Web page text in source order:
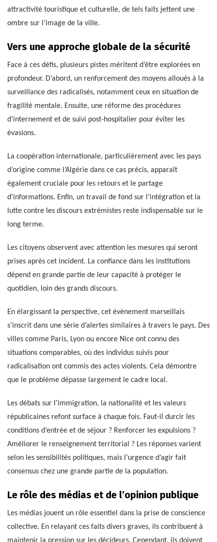
attractivité touristique et culturelle, de tels faits jettent une
ombre sur l’image de la ville.
Vers une approche globale de la sécurité
Face à ces défis, plusieurs pistes méritent d’être explorées en
profondeur. D’abord, un renforcement des moyens alloués à la
surveillance des radicalisés, notamment ceux en situation de
fragilité mentale. Ensuite, une réforme des procédures
d’internement et de suivi post-hospitalier pour éviter les
évasions.
La coopération internationale, particulièrement avec les pays
d’origine comme l’Algérie dans ce cas précis, apparaît
également cruciale pour les retours et le partage
d’informations. Enfin, un travail de fond sur l’intégration et la
lutte contre les discours extrémistes reste indispensable sur le
long terme.
Les citoyens observent avec attention les mesures qui seront
prises après cet incident. La confiance dans les institutions
dépend en grande partie de leur capacité à protéger le
quotidien, loin des grands discours.
En élargissant la perspective, cet événement marseillais
s’inscrit dans une série d’alertes similaires à travers le pays. Des
villes comme Paris, Lyon ou encore Nice ont connu des
situations comparables, où des individus suivis pour
radicalisation ont commis des actes violents. Cela démontre
que le problème dépasse largement le cadre local.
Les débats sur l’immigration, la nationalité et les valeurs
républicaines refont surface à chaque fois. Faut-il durcir les
conditions d’entrée et de séjour ? Renforcer les expulsions ?
Améliorer le renseignement territorial ? Les réponses varient
selon les sensibilités politiques, mais l’urgence d’agir fait
consensus chez une grande partie de la population.
Le rôle des médias et de l’opinion publique
Les médias jouent un rôle essentiel dans la prise de conscience
collective. En relayant ces faits divers graves, ils contribuent à
maintenir la pression sur les décideurs. Cependant, ils doivent